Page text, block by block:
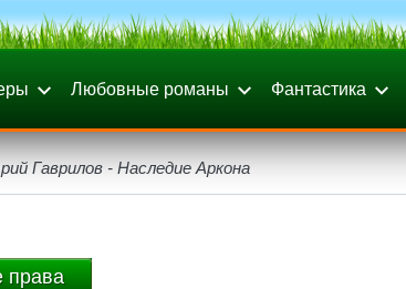
Любовные романы Фантастика
Гаврилов - Наследие Аркона
права